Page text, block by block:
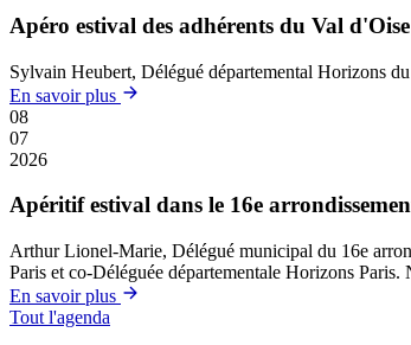
Apéro estival des adhérents du Val
Sylvain Heubert, Délégué départemental Horizons
En savoir plus
08
07
2026
Apéritif estival dans le 16e
Arthur Lionel-Marie, Délégué municipal du 16e
Paris et co-Déléguée départementale Horizons
En savoir plus
Tout l'agenda